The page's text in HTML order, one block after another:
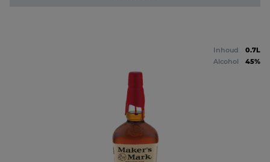
Inhoud
0.7L
Alcohol
45%